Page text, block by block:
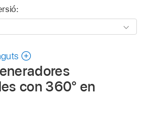
con 360° en